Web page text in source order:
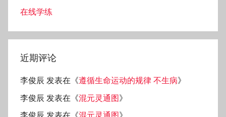
在线学练
近期评论
李俊辰 发表在《遵循生命运动的规律 不生病》
李俊辰 发表在《混元灵通图》